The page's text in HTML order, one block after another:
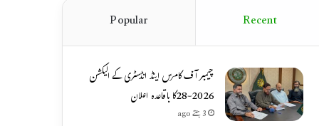
Recent
Popular
چیمبر آف کامرس اینڈ انڈسٹری کے الیکشن
2026-28کا باقاعدہ اعلان
3 ہفتے ago